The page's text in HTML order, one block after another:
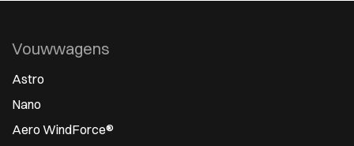
Vouwwagens
Astro
Nano
Aero WindForce®